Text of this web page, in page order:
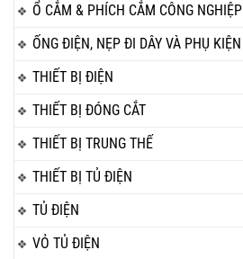
Ổ CẮM & PHÍCH CẮM CÔNG NGHIỆP
ỐNG ĐIỆN, NẸP ĐI DÂY VÀ PHỤ KIỆN
THIẾT BỊ ĐIỆN
THIẾT BỊ ĐÓNG CẮT
THIẾT BỊ TRUNG THẾ
THIẾT BỊ TỦ ĐIỆN
TỦ ĐIỆN
VỎ TỦ ĐIỆN